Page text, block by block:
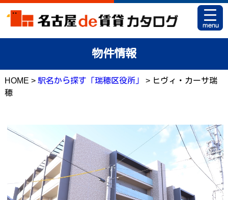
物件情報
HOME > 駅名から探す「瑞穂区役所」
> ヒヴィ・カーサ瑞
穂
駅名から探す
マイリスト
アパマンショップ 栄店
アパマンショップ 御器所店